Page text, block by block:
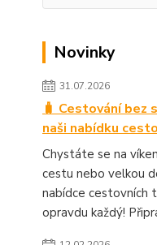
Novinky
31.07.2026
🧳 Cestování
naši nabídku
Chystáte se na
cestu nebo velkou
nabídce cestovních
opravdu každý!